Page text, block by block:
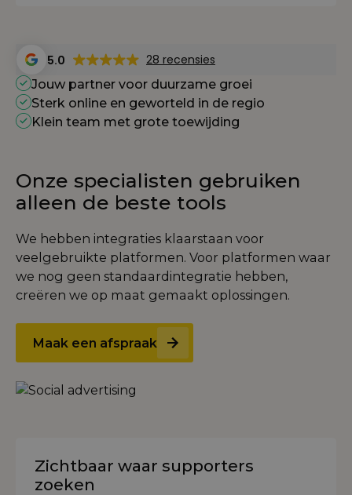
5.0 28 recensies
Jouw partner voor duurzame groei
Sterk online en geworteld in de regio
Klein team met grote toewijding
Onze specialisten gebruiken
alleen de beste tools
We hebben integraties klaarstaan voor
veelgebruikte platformen. Voor platformen waar
we nog geen standaardintegratie hebben,
creëren we op maat gemaakt oplossingen.
Maak een afspraak
Zichtbaar waar supporters
zoeken